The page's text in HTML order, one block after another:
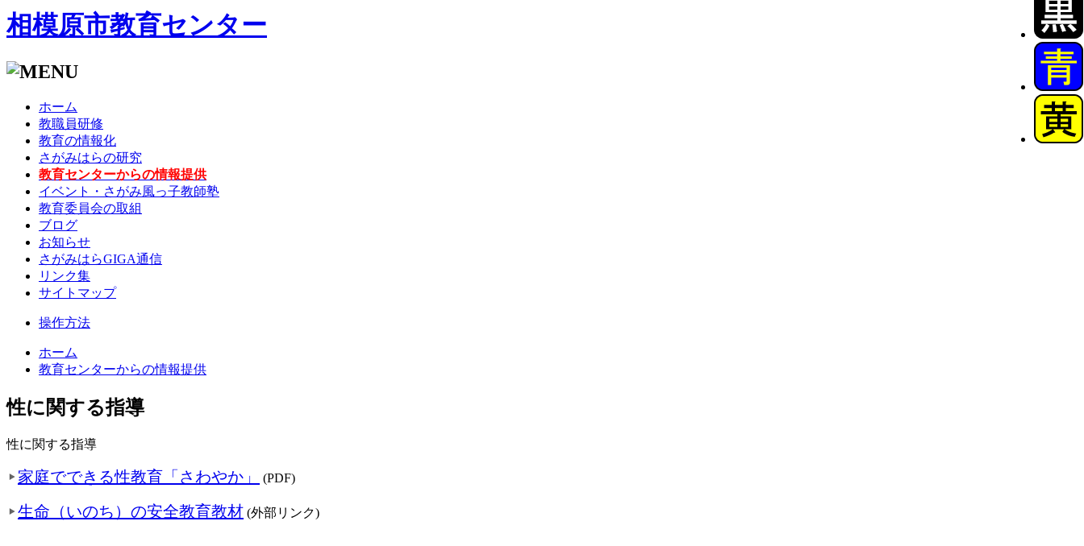
相模原市教育センター
ホーム
教職員研修
教育の情報化
さがみはらの研究
教育センターからの情報提供
イベント・さがみ風っ子教師塾
教育委員会の取組
ブログ
お知らせ
さがみはらGIGA通信
リンク集
サイトマップ
操作方法
ホーム
教育センターからの情報提供
性に関する指導
性に関する指導
家庭でできる性教育「さわやか」 (PDF)
生命（いのち）の安全教育教材 (外部リンク)